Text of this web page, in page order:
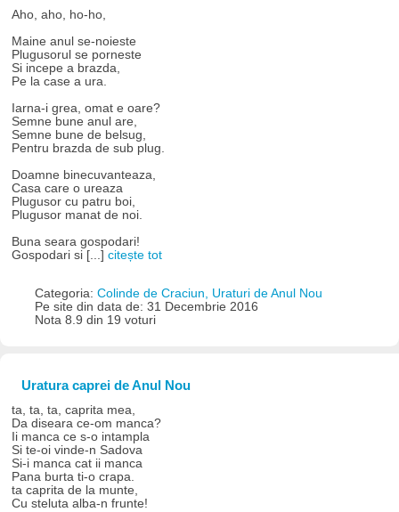
Aho, aho, ho-ho,
Maine anul se-noieste
Plugusorul se porneste
Si incepe a brazda,
Pe la case a ura.
Iarna-i grea, omat e oare?
Semne bune anul are,
Semne bune de belsug,
Pentru brazda de sub plug.
Doamne binecuvanteaza,
Casa care o ureaza
Plugusor cu patru boi,
Plugusor manat de noi.
Buna seara gospodari!
Gospodari si [...]citește tot
Categoria: Colinde de Craciun, Uraturi de Anul Nou
Pe site din data de: 31 Decembrie 2016
Nota 8.9 din 19 voturi
Uratura caprei de Anul Nou
ta, ta, ta, caprita mea,
Da diseara ce-om manca?
Ii manca ce s-o intampla
Si te-oi vinde-n Sadova
Si-i manca cat ii manca
Pana burta ti-o crapa.
ta caprita de la munte,
Cu steluta alba-n frunte!